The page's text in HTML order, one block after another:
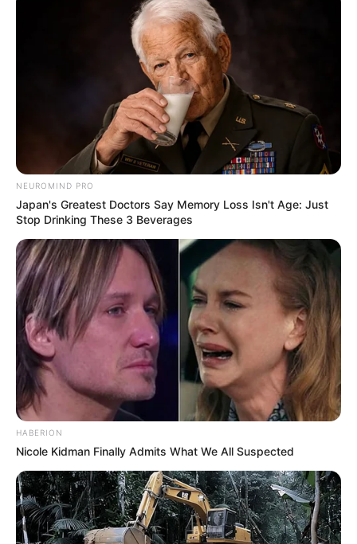
Agente de Saúde é indiciada por falsificar
visitas que nunca aconteceram.
Terceiro lote da restituição do IR paga R$
4,61 bilhões para 2,7 milhões de
contribuintes.
Motos e bicicletas para ACS e ACE: veja o
passo a passo para conseguir o benefício.
PLP 185 continua travado na Câmara dos
Deputados por erro em seu texto.
ACS e ACE: celetista, estatutário ou
contrato precário — entenda o que muda
no seu bolso e na sua carreira.
MATÉRIAS EM DESTAQUE NOS ÚLTIMOS 30 DIAS
NEUROMIND PRO
Japan's Greatest Doctors Say Memory Loss Isn't Age: Just
Stop Drinking These 3 Beverages
HABERION
Nicole Kidman Finally Admits What We All Suspected